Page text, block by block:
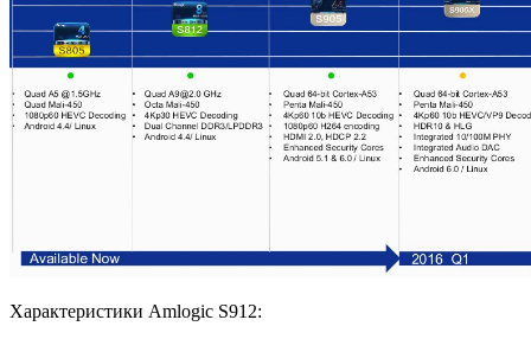
Характеристики Amlogic S912: